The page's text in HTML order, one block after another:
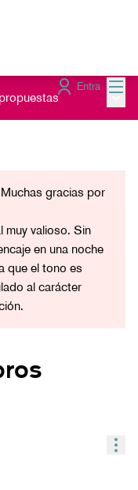
Entra
gracias por
muy valioso. Sin
en una noche
que el tono es
al carácter